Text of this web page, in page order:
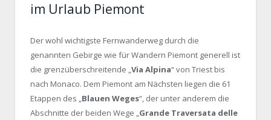
im Urlaub Piemont
Der wohl wichtigste Fernwanderweg durch die
genannten Gebirge wie für Wandern Piemont generell ist
die grenzüberschreitende „Via Alpina“ von Triest bis
nach Monaco. Dem Piemont am Nächsten liegen die 61
Etappen des „Blauen Weges“, der unter anderem die
Abschnitte der beiden Wege „Grande Traversata delle